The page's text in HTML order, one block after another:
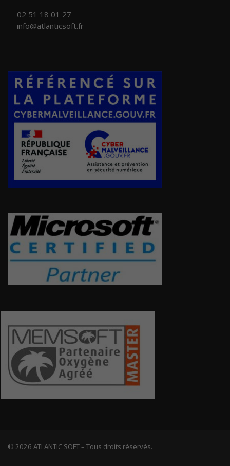
02 51 18 01 27
info@atlanticsoft.fr
© 2026 ATLANTIC SOFT – Tous droits réservés.